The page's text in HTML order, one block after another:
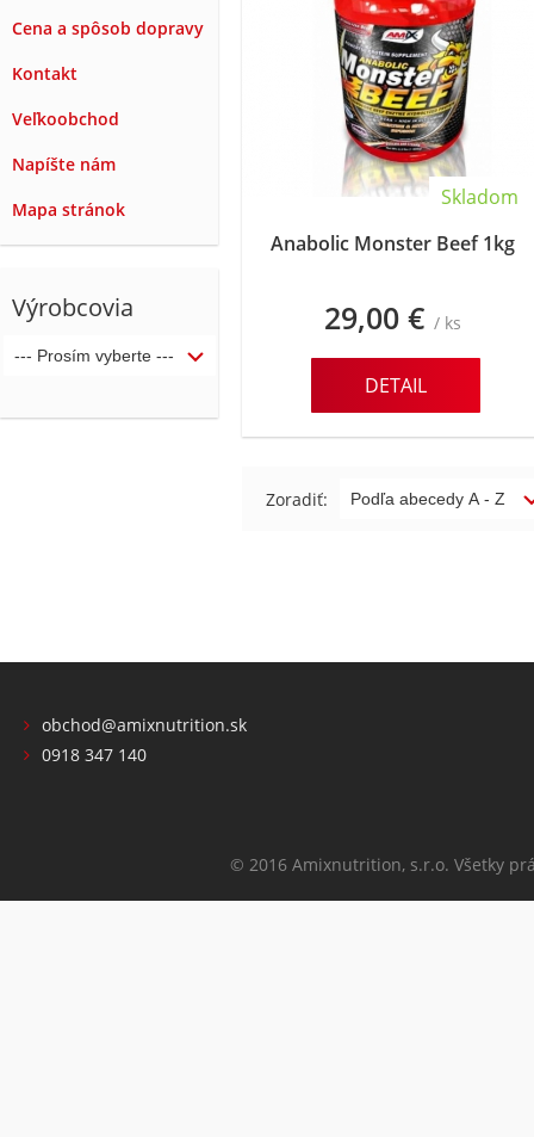
Cena a spôsob dopravy
Kontakt
Veľkoobchod
Napíšte nám
Mapa stránok
Výrobcovia
Anabolic Monster Beef 1kg
29,00 € / ks
Skladom
DETAIL
Zoradiť:
obchod@amixnutrition.sk
0918 347 140
© 2016 Amixnutrition, s.r.o. Všetky